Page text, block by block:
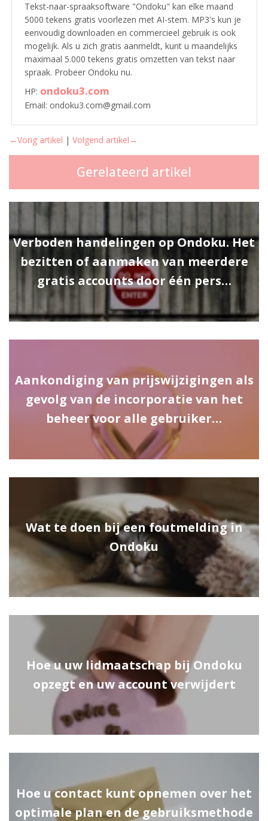
Tekst-naar-spraaksoftware "Ondoku" kan elke maand
5000 tekens gratis voorlezen met AI-stem. MP3's kun je
eenvoudig downloaden en commercieel gebruik is ook
mogelijk. Als u zich gratis aanmeldt, kunt u maandelijks
maximaal 5.000 tekens gratis omzetten van tekst naar
spraak. Probeer Ondoku nu.
HP: ondoku3.com
Email: ondoku3.com@gmail.com
←Vorig artikel | Volgend artikel→
Gerelateerd artikel
Verboden handelingen op Ondoku. Het
bezitten of aanmaken van meerdere
gratis accounts door één pers…
Aankondiging van prijswijzigingen als
gevolg van de incorporatie van het
beheer voor alle gebruiker…
Wat te doen bij een foutmelding in
Ondoku
Hoe u uw lidmaatschap bij Ondoku
opzegt en uw account verwijdert
Hoe u contact kunt opnemen over het
optimale plan en de gebruiksmethode